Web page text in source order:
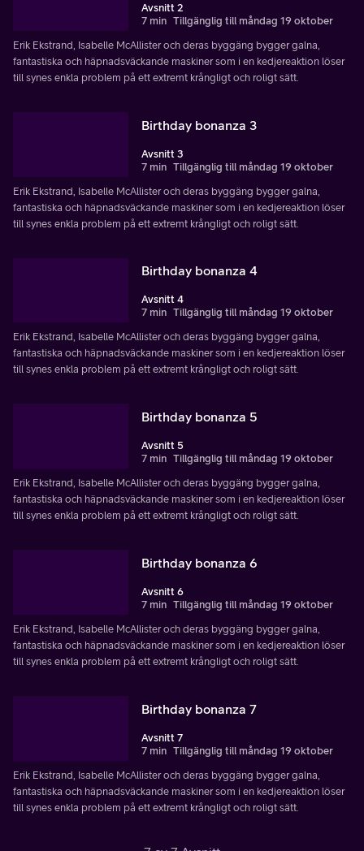
Avsnitt 2
7 min Tillgänglig till måndag 19 oktober
Erik Ekstrand, Isabelle McAllister och deras byggäng bygger galna,
fantastiska och häpnadsväckande maskiner som i en kedjereaktion löser
till synes enkla problem på ett extremt krångligt och roligt sätt.
Birthday bonanza 3
Avsnitt 3
7 min Tillgänglig till måndag 19 oktober
Erik Ekstrand, Isabelle McAllister och deras byggäng bygger galna,
fantastiska och häpnadsväckande maskiner som i en kedjereaktion löser
till synes enkla problem på ett extremt krångligt och roligt sätt.
Birthday bonanza 4
Avsnitt 4
7 min Tillgänglig till måndag 19 oktober
Erik Ekstrand, Isabelle McAllister och deras byggäng bygger galna,
fantastiska och häpnadsväckande maskiner som i en kedjereaktion löser
till synes enkla problem på ett extremt krångligt och roligt sätt.
Birthday bonanza 5
Avsnitt 5
7 min Tillgänglig till måndag 19 oktober
Erik Ekstrand, Isabelle McAllister och deras byggäng bygger galna,
fantastiska och häpnadsväckande maskiner som i en kedjereaktion löser
till synes enkla problem på ett extremt krångligt och roligt sätt.
Birthday bonanza 6
Avsnitt 6
7 min Tillgänglig till måndag 19 oktober
Erik Ekstrand, Isabelle McAllister och deras byggäng bygger galna,
fantastiska och häpnadsväckande maskiner som i en kedjereaktion löser
till synes enkla problem på ett extremt krångligt och roligt sätt.
Birthday bonanza 7
Avsnitt 7
7 min Tillgänglig till måndag 19 oktober
Erik Ekstrand, Isabelle McAllister och deras byggäng bygger galna,
fantastiska och häpnadsväckande maskiner som i en kedjereaktion löser
till synes enkla problem på ett extremt krångligt och roligt sätt.